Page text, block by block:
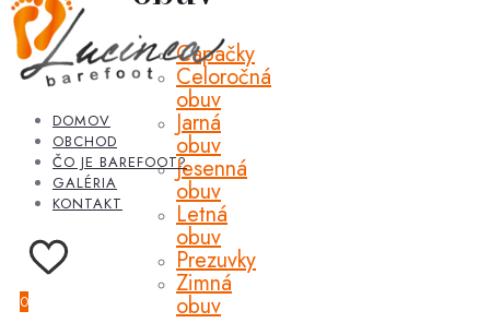
Capačky
Celoročná
obuv
Jarná
obuv
Jesenná
obuv
Letná
obuv
Prezuvky
Zimná
obuv
DOMOV
OBCHOD
ČO JE BAREFOOT?
GALÉRIA
KONTAKT
0